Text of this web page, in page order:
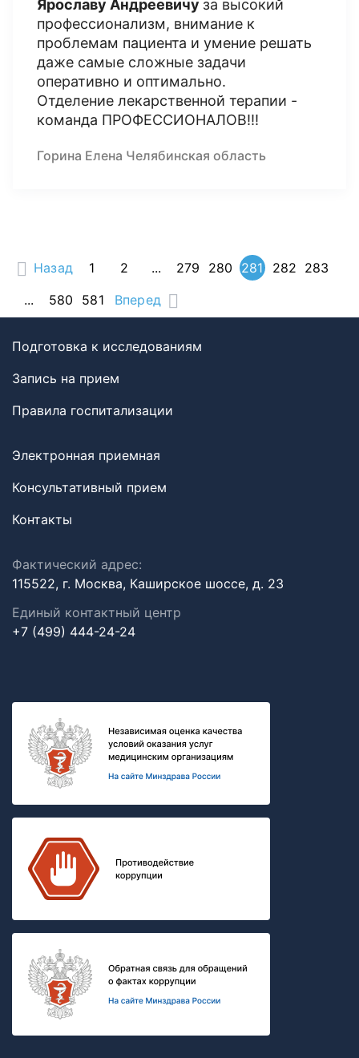
Ярославу Андреевичу за высокий
профессионализм, внимание к
проблемам пациента и умение решать
даже самые сложные задачи
оперативно и оптимально.
Отделение лекарственной терапии -
команда ПРОФЕССИОНАЛОВ!!!
Горина Елена Челябинская область
Назад 1 2 ... 279 280 281 282 283
...
580 581 Вперед
Подготовка к исследованиям
Запись на прием
Правила госпитализации
Электронная приемная
Консультативный прием
Контакты
Фактический адрес:
115522, г. Москва, Каширское шоссе, д. 23
Единый контактный центр
+7 (499) 444-24-24